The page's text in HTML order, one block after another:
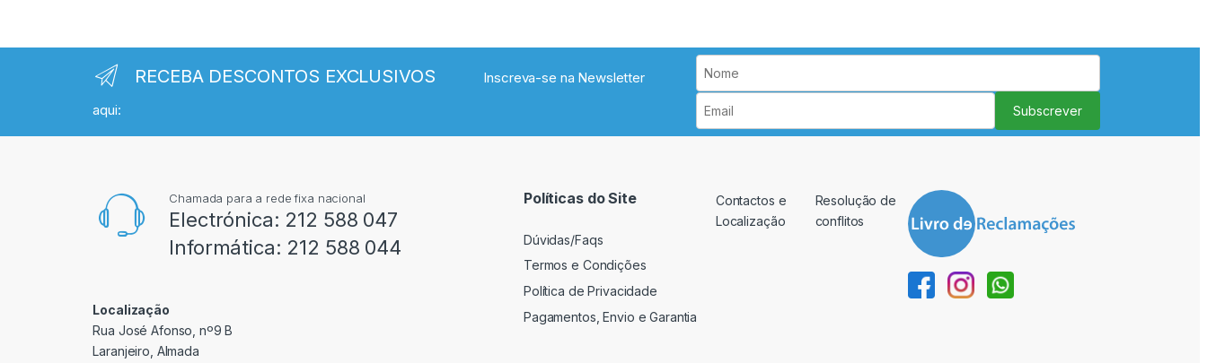
RECEBA DESCONTOS EXCLUSIVOS
Inscreva-se na Newsletter
aqui:
Subscrever
Chamada para a rede fixa nacional
Electrónica: 212 588 047
Informática: 212 588 044
Localização
Rua José Afonso, nº9 B
Laranjeiro, Almada
Políticas do Site
Dúvidas/Faqs
Termos e Condições
Política de Privacidade
Pagamentos, Envio e Garantia
Contactos e
Localização
Resolução de
conflitos